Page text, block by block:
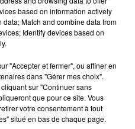
SE FAIRE
RESSORT DE LA...
la clinique qui a
et présenté ses
9h24
9h24
based on information actively
Match and combine data from
Identify devices based on
"Accepter et fermer", ou affiner en
dans "Gérer mes choix".
sur "Continuer sans
que pour ce site. Vous
votre consentement à tout
situé en bas de chaque page.